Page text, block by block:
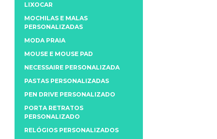
LIXOCAR
MOCHILAS E MALAS
PERSONALIZADAS
MODA PRAIA
MOUSE E MOUSE PAD
NECESSAIRE PERSONALIZADA
PASTAS PERSONALIZADAS
PEN DRIVE PERSONALIZADO
PORTA RETRATOS
PERSONALIZADO
RELÓGIOS PERSONALIZADOS